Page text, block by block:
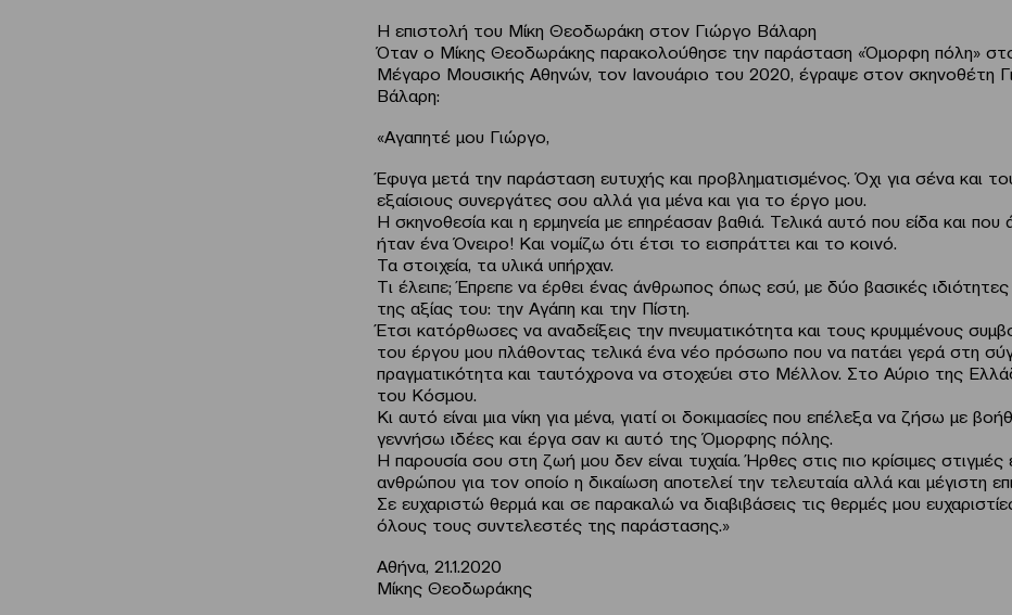
Η επιστολή του Μίκη Θεοδωράκη στον Γιώργο Βάλαρη
Όταν ο Μίκης Θεοδωράκης παρακολούθησε την παράσταση «Όμορφη πόλη»
Μέγαρο Μουσικής Αθηνών, τον Ιανουάριο του 2020, έγραψε στον σκηνοθέτη
Βάλαρη:
«Αγαπητέ μου Γιώργο,
Έφυγα μετά την παράσταση ευτυχής και προβληματισμένος. Όχι για σένα και
εξαίσιους συνεργάτες σου αλλά για μένα και για το έργο μου.
Η σκηνοθεσία και η ερμηνεία με επηρέασαν βαθιά. Τελικά αυτό που είδα και που
ήταν ένα Όνειρο! Και νομίζω ότι έτσι το εισπράττει και το κοινό.
Τα στοιχεία, τα υλικά υπήρχαν.
Τι έλειπε; Έπρεπε να έρθει ένας άνθρωπος όπως εσύ, με δύο βασικές
της αξίας του: την Αγάπη και την Πίστη.
Έτσι κατόρθωσες να αναδείξεις την πνευματικότητα και τους κρυμμένους
του έργου μου πλάθοντας τελικά ένα νέο πρόσωπο που να πατάει γερά στη
πραγματικότητα και ταυτόχρονα να στοχεύει στο Μέλλον. Στο Αύριο της
του Κόσμου.
Κι αυτό είναι μια νίκη για μένα, γιατί οι δοκιμασίες που επέλεξα να ζήσω με
γεννήσω ιδέες και έργα σαν κι αυτό της Όμορφης πόλης.
Η παρουσία σου στη ζωή μου δεν είναι τυχαία. Ήρθες στις πιο κρίσιμες στιγμές
ανθρώπου για τον οποίο η δικαίωση αποτελεί την τελευταία αλλά και μέγιστη
Σε ευχαριστώ θερμά και σε παρακαλώ να διαβιβάσεις τις θερμές μου
όλους τους συντελεστές της παράστασης.»
Αθήνα, 21.1.2020
Μίκης Θεοδωράκης